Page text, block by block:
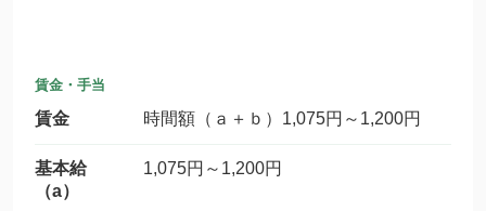
賃金・手当
賃金 時間額（ａ＋ｂ）1,075円～1,200円
基本給
（a）
1,075円～1,200円